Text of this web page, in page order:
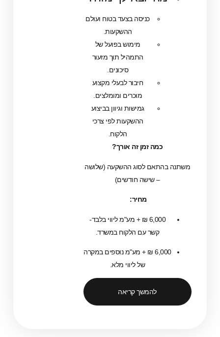
כניסה בצעד בטוח ועולם
מימוש בפועל של
חיבור לבעלי מקצוע
גמישות וגיוון בביצוע
לסוג ההשקעה (שלושה
6,000 ₪ + מע"מ ליווי בלבד-
קשר עם הלקוח במשרד.
6,000 ₪ + מע"מ נוספים במקרה
להמשך קריאה